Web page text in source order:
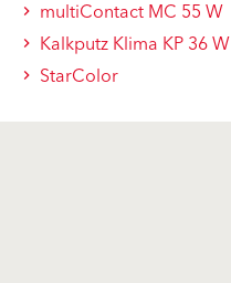
multiContact MC 55 W
Kalkputz Klima KP 36 W
StarColor